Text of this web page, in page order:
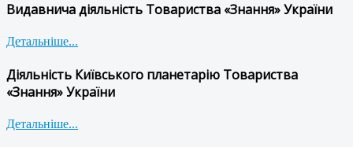
Видавнича діяльність Товариства «Знання» України
Детальніше...
Діяльність Київського планетарію Товариства
«Знання» України
Детальніше...